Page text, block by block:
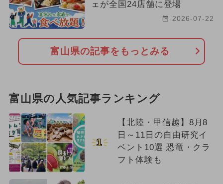
ェが全国24店舗に登場
2026-07-22
富山県の記事をもっとみる
富山県の人気記事ランキング
1
【北陸・甲信越】8月8
日～11日の自由研究イ
ベント10選 恐竜・クラ
フト体験も